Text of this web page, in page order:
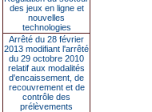
des jeux en ligne et
nouvelles
technologies
Arrêté du 28 février
2013 modifiant l'arrêté
du 29 octobre 2010
relatif aux modalités
d'encaissement, de
recouvrement et de
contrôle des
prélèvements